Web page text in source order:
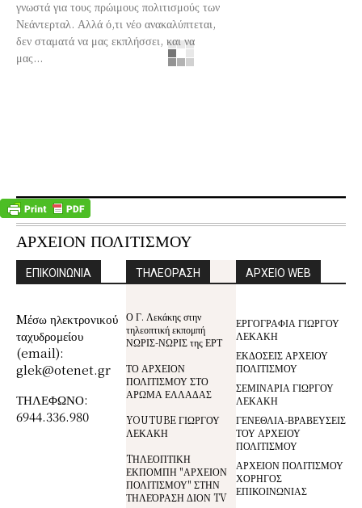
γνωστά για τους πρώιμους πολιτισμούς των
Νεάντερταλ. Αλλά ό,τι νέο ανακαλύπτεται,
δεν σταματά να μας εκπλήσσει, και να
μας...
ΑΡΧΕΙΟΝ ΠΟΛΙΤΙΣΜΟΥ
ΕΠΙΚΟΙΝΩΝΙΑ
Mέσω ηλεκτρονικού
ταχυδρομείου
(email):
glek@otenet.gr
ΤΗΛΕΦΩΝΟ:
6944.336.980
ΤΗΛΕΟΡΑΣΗ
Ο Γ. Λεκάκης στην
τηλεοπτική εκπομπή
ΝΩΡΙΣ-ΝΩΡΙΣ της ΕΡΤ
ΤΟ ΑΡΧΕΙΟΝ
ΠΟΛΙΤΙΣΜΟΥ ΣΤΟ
ΑΡΩΜΑ ΕΛΛΑΔΑΣ
YOUTUBE ΓΙΩΡΓΟΥ
ΛΕΚΑΚΗ
TΗΛΕΟΠΤΙΚΗ
ΕΚΠΟΜΠΗ "ΑΡΧΕΙΟΝ
ΠΟΛΙΤΙΣΜΟΥ" ΣΤΗΝ
ΤΗΛΕΌΡΑΣΗ ΔΙΟΝ TV
ΑΡΧΕΙΟ WEB
ΕΡΓΟΓΡΑΦΙΑ ΓΙΩΡΓΟΥ
ΛΕΚΑΚΗ
ΕΚΔΟΣΕΙΣ ΑΡΧΕΙΟΥ
ΠΟΛΙΤΙΣΜΟΥ
ΣΕΜΙΝΑΡΙΑ ΓΙΩΡΓΟΥ
ΛΕΚΑΚΗ
ΓΕΝΕΘΛΙΑ-ΒΡΑΒΕΥΣΕΙΣ
ΤΟΥ ΑΡΧΕΙΟΥ
ΠΟΛΙΤΙΣΜΟΥ
ΑΡΧΕΙΟΝ ΠΟΛΙΤΙΣΜΟΥ
ΧΟΡΗΓΟΣ
ΕΠΙΚΟΙΝΩΝΙΑΣ